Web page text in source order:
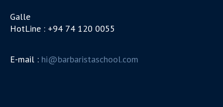
Galle
HotLine : +94 74 120 0055
E-mail : hi@barbaristaschool.com